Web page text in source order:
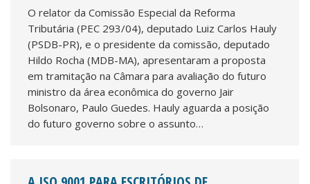
O relator da Comissão Especial da Reforma
Tributária (PEC 293/04), deputado Luiz Carlos Hauly
(PSDB-PR), e o presidente da comissão, deputado
Hildo Rocha (MDB-MA), apresentaram a proposta
em tramitação na Câmara para avaliação do futuro
ministro da área econômica do governo Jair
Bolsonaro, Paulo Guedes. Hauly aguarda a posição
do futuro governo sobre o assunto…